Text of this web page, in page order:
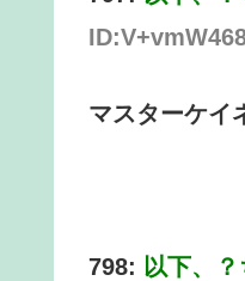
マスターケイ
798: 以下、